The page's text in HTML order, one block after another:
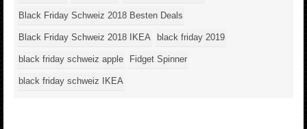
Black Friday Schweiz 2018 Besten Deals
Black Friday Schweiz 2018 IKEA black friday 2019
black friday schweiz apple Fidget Spinner
black friday schweiz IKEA